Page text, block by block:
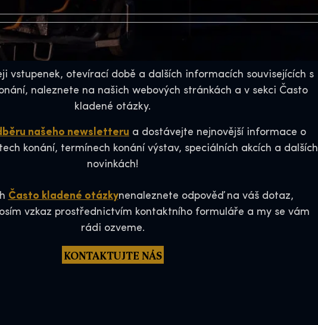
vstupenek, otevírací době a dalších informacích souvisejících s
naleznete na našich webových stránkách a v sekci Často
kladené otázky.
našeho newsletteru a dostávejte nejnovější informace o
konání, termínech konání výstav, speciálních akcích a dalších
novinkách!
Často kladené otázkynenaleznete odpověď na váš dotaz,
vzkaz prostřednictvím kontaktního formuláře a my se vám
rádi ozveme.
KONTAKTUJTE NÁS